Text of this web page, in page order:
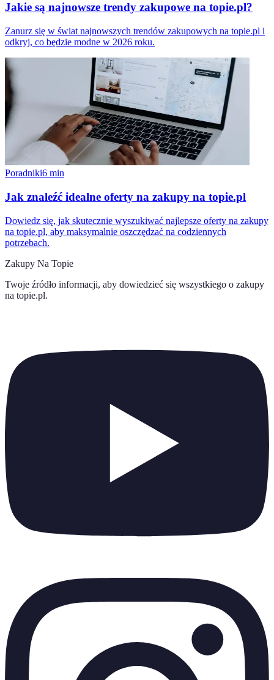
Jakie są najnowsze trendy zakupowe na topie.pl?
Zanurz się w świat najnowszych trendów zakupowych na topie.pl i
odkryj, co będzie modne w 2026 roku.
Poradniki6 min
Jak znaleźć idealne oferty na zakupy na topie.pl
Dowiedz się, jak skutecznie wyszukiwać najlepsze oferty na zakupy
na topie.pl, aby maksymalnie oszczędzać na codziennych
potrzebach.
Zakupy Na Topie
Twoje źródło informacji, aby dowiedzieć się wszystkiego o zakupy
na topie.pl.